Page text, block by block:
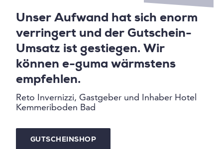
Unser Aufwand hat sich enorm
verringert und der Gutschein-
Umsatz ist gestiegen. Wir
können e-guma wärmstens
empfehlen.
Reto Invernizzi, Gastgeber und Inhaber Hotel
Kemmeriboden Bad
GUTSCHEINSHOP